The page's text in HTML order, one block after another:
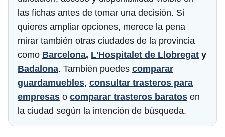
las fichas antes de tomar una decisión. Si
quieres ampliar opciones, merece la pena
mirar también otras ciudades de la provincia
como Barcelona, L'Hospitalet de Llobregat y
Badalona. También puedes comparar
guardamuebles, consultar trasteros para
empresas o comparar trasteros baratos en
la ciudad según la intención de búsqueda.